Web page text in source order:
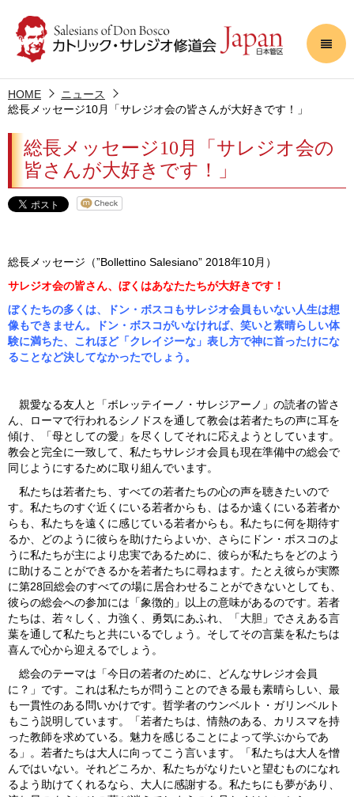
HOME
ニュース
総長メッセージ10月「サレジオ会の皆さんが大好きです！」
総長メッセージ10月「サレジオ会の
皆さんが大好きです！」
総長メッセージ（”Bollettino Salesiano” 2018年10月）
サレジオ会の皆さん、ぼくはあなたたちが大好きです！
ぼくたちの多くは、ドン・ボスコもサレジオ会員もいない人生は想
像もできません。ドン・ボスコがいなければ、笑いと素晴らしい体
験に満ちた、これほど「クレイジーな」表し方で神に首ったけにな
ることなど決してなかったでしょう。
親愛なる友人と「ボレッテイーノ・サレジアーノ」の読者の皆さ
ん、ローマで行われるシノドスを通して教会は若者たちの声に耳を
傾け、「母としての愛」を尽くしてそれに応えようとしています。
教会と完全に一致して、私たちサレジオ会員も現在準備中の総会で
同じようにするために取り組んでいます。
私たちは若者たち、すべての若者たちの心の声を聴きたいので
す。私たちのすぐ近くにいる若者からも、はるか遠くにいる若者か
らも、私たちを遠くに感じている若者からも。私たちに何を期待す
るか、どのように彼らを助けたらよいか、さらにドン・ボスコのよ
うに私たちが主により忠実であるために、彼らが私たちをどのよう
に助けることができるかを若者たちに尋ねます。たとえ彼らが実際
に第28回総会のすべての場に居合わせることができないとしても、
彼らの総会への参加には「象徴的」以上の意味があるのです。若者
たちは、若々しく、力強く、勇気にあふれ、「大胆」でさえある言
葉を通して私たちと共にいるでしょう。そしてその言葉を私たちは
喜んで心から迎えるでしょう。
総会のテーマは「今日の若者のために、どんなサレジオ会員
に？」です。これは私たちが問うことのできる最も素晴らしい、最
も一貫性のある問いかけです。哲学者のウンベルト・ガリンベルト
もこう説明しています。「若者たちは、情熱のある、カリスマを持
った教師を求めている。魅力を感じることによって学ぶからであ
る」。若者たちは大人に向ってこう言います。「私たちは大人を憎
んではいない。それどころか、私たちがなりたいと望むものになれ
るよう助けてくれるなら、大人に感謝する。私たちにも夢があり、